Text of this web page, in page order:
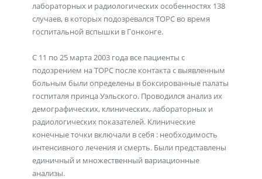
лабораторных и радиологических особенностях 138
случаев, в которых подозревался ТОРС во время
госпитальной вспышки в Гонконге.
С 11 по 25 марта 2003 года все пациенты с
подозрением на ТОРС после контакта с выявленным
больным были определены в боксированные палаты
госпиталя принца Уэльского. Проводился анализ их
демографических, клинических, лабораторных и
радиологических показателей. Клинические
конечные точки включали в себя : необходимость
интенсивного лечения и смерть. Были представлены
единичный и множественный вариационные
анализы.